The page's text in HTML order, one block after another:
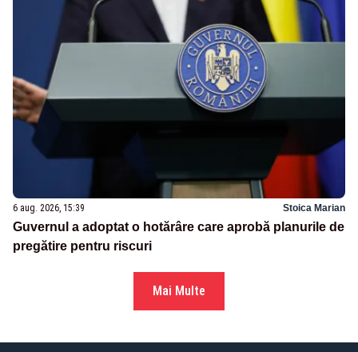
6 aug. 2026, 15:39 Stoica Marian
Guvernul a adoptat o hotărâre care aprobă planurile de
pregătire pentru riscuri
Mai Multe